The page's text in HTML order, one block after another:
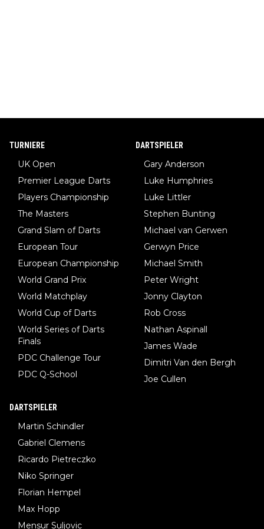
TURNIERE
UK Open
Premier League Darts
Players Championship
The Masters
Grand Slam of Darts
European Tour
European Championship
World Grand Prix
World Matchplay
World Cup of Darts
World Series of Darts
Finals
PDC Challenge Tour
PDC Q-School
DARTSPIELER
Gary Anderson
Luke Humphries
Luke Littler
Stephen Bunting
Michael van Gerwen
Gerwyn Price
Michael Smith
Peter Wright
Jonny Clayton
Rob Cross
Nathan Aspinall
James Wade
Dimitri Van den Bergh
Joe Cullen
DARTSPIELER
Martin Schindler
Gabriel Clemens
Ricardo Pietreczko
Niko Springer
Florian Hempel
Max Hopp
Mensur Suljovic